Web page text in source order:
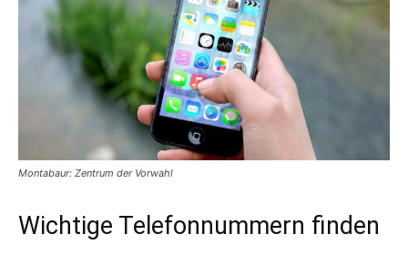
Montabaur: Zentrum der Vorwahl
Wichtige Telefonnummern finden